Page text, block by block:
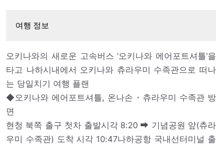
여행 정보
오키나와의 새로운 고속버스 ‘오키나와 에어포트셔틀’을
타고 나하시내에서 오키나와 츄라우미 수족관으로 떠나
는 당일치기 여행 플랜
◆오키나와 에어포트셔틀, 온나손・츄라우미 수족관 방
면
현청 북쪽 출구 첫차 출발시각 8:20 ➡ 기념공원 앞(츄라
우미 수족관) 도착 시각 10:47나하공항 국내선터미널 출